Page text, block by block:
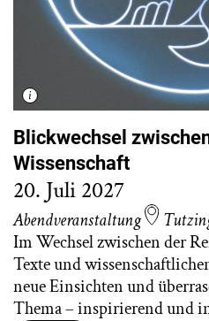
Blickwechsel
Wissenschaft
20. Juli 2027
Abendveranstaltung
Im Wechsel zwischen der
Texte und
neue Einsichten und
Thema – inspirierend und